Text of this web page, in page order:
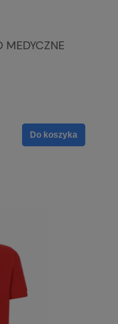
MEDYCZNE
Do koszyka